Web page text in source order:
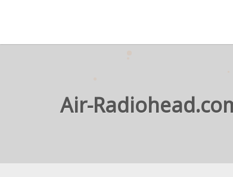
Air-